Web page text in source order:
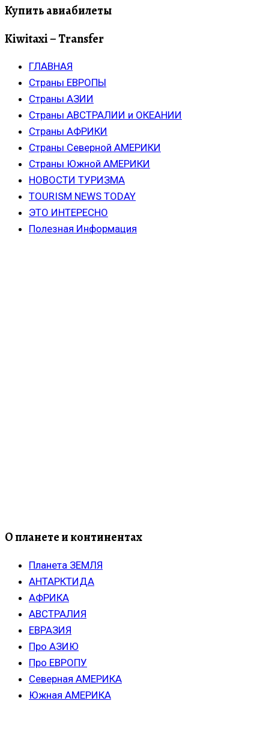
Купить авиабилеты
Kiwitaxi – Transfer
ГЛАВНАЯ
Страны ЕВРОПЫ
Страны АЗИИ
Страны АВСТРАЛИИ и ОКЕАНИИ
Страны АФРИКИ
Страны Северной АМЕРИКИ
Страны Южной АМЕРИКИ
НОВОСТИ ТУРИЗМА
TOURISM NEWS TODAY
ЭТО ИНТЕРЕСНО
Полезная Информация
О планете и континентах
Планета ЗЕМЛЯ
АНТАРКТИДА
АФРИКА
АВСТРАЛИЯ
ЕВРАЗИЯ
Про АЗИЮ
Про ЕВРОПУ
Северная АМЕРИКА
Южная АМЕРИКА